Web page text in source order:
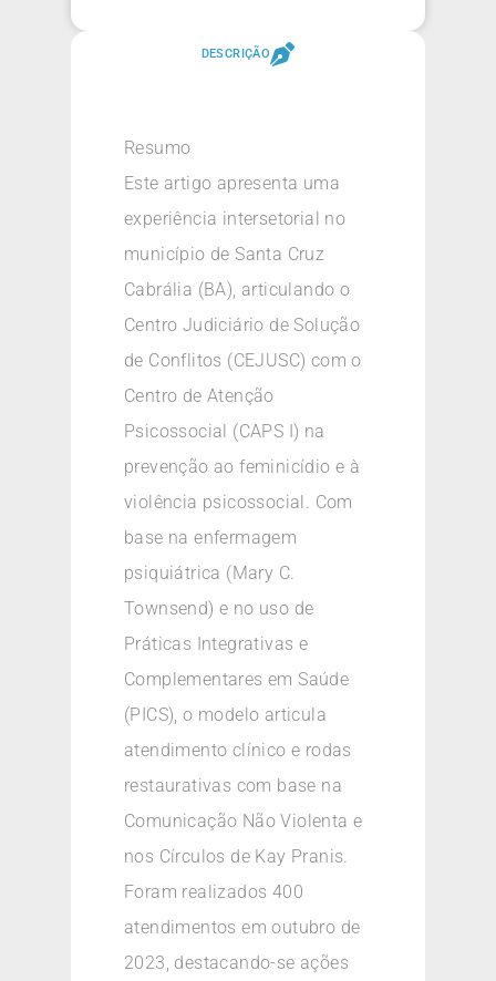
DESCRIÇÃO
Resumo
Este artigo apresenta uma
experiência intersetorial no
município de Santa Cruz
Cabrália (BA), articulando o
Centro Judiciário de Solução
de Conflitos (CEJUSC) com o
Centro de Atenção
Psicossocial (CAPS I) na
prevenção ao feminicídio e à
violência psicossocial. Com
base na enfermagem
psiquiátrica (Mary C.
Townsend) e no uso de
Práticas Integrativas e
Complementares em Saúde
(PICS), o modelo articula
atendimento clínico e rodas
restaurativas com base na
Comunicação Não Violenta e
nos Círculos de Kay Pranis.
Foram realizados 400
atendimentos em outubro de
2023, destacando-se ações